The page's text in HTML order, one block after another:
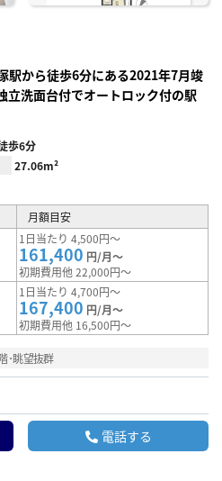
駅から徒歩6分にある2021年7月竣
立洗面台付でオートロック付の駅
歩6分
27.06m²
月額目安
1日当たり 4,500円～
161,400 円/月～
初期費用他 22,000円～
1日当たり 4,700円～
167,400 円/月～
初期費用他 16,500円～
･眺望抜群
電話する